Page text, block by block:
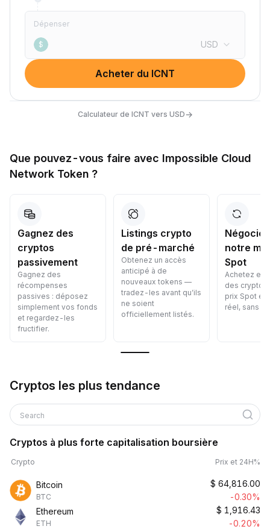
Dépenser
$ USD
Acheter du ICNT
Calculateur de ICNT vers USD→
Que pouvez-vous faire avec Impossible Cloud
Network Token ?
Gagnez des
cryptos
passivement
Gagnez des
récompenses
passives : déposez
simplement vos fonds
et regardez-les
fructifier.
Listings crypto
de pré-marché
Obtenez un accès
anticipé à de
nouveaux tokens —
tradez-les avant qu’ils
ne soient
officiellement listés.
notre
Spot
Achetez et
des cryptos
prix Spot
réel, sans
Cryptos les plus tendance
Search
Cryptos à plus forte capitalisation boursière
Crypto Prix et 24H%
Bitcoin
BTC
$ 64,816.00
-0.30%
Ethereum
ETH
$ 1,916.43
-0.20%